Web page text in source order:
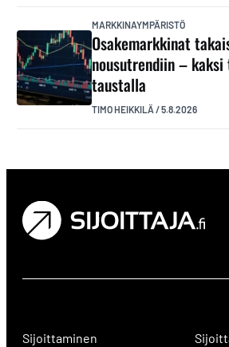
MARKKINAYMPÄRISTÖ
Osakemarkkinat
nousutrendiin – kaksi
taustalla
TIMO HEIKKILÄ /5.8.2026
Sijoittaminen